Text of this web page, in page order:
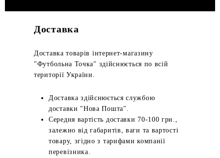
Доставка
Доставка товарів інтернет-магазину
"Футбольна Точка" здійснюється по всій
території України.
Доставка здійснюється службою
доставки "Нова Пошта".
Середня вартість доставки 70-100 грн.,
залежно від габаритів, ваги та вартості
товару, згідно з тарифами компанії
перевізника.